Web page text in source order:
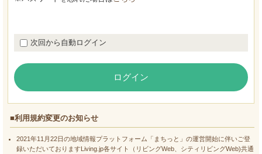
次回から自動ログイン
ログイン
■利用規約変更のお知らせ
2021年11月22日の地域情報プラットフォーム「まちっと」の運営開始に伴いご登
録いただいておりますLiving.jp各サイト（リビングWeb、シティリビングWeb)共通